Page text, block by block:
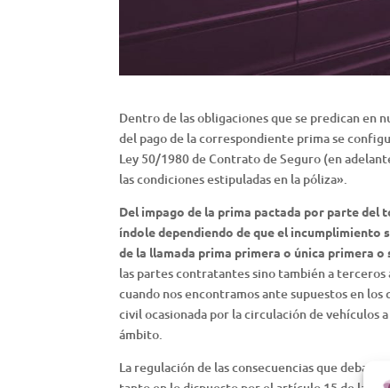
Dentro de las obligaciones que se predican en
del pago de la correspondiente prima se
Ley 50/1980 de Contrato de Seguro (en
las condiciones estipuladas en la póliza».
Del impago de la prima pactada por parte
índole dependiendo de que el incumplimiento
de la llamada prima primera o única primera
las partes contratantes sino también a
cuando nos encontramos ante supuestos en
civil ocasionada por la circulación de vehículos
ámbito.
La regulación de las consecuencias que deban